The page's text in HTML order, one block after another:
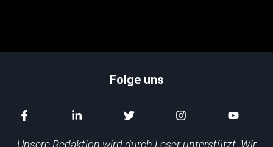
Folge uns
Unsere Redaktion wird durch Leser unterstützt. Wir